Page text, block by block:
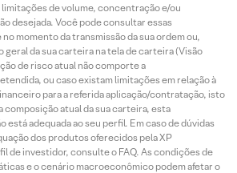
limitações de volume, concentração e/ou
desejada. Você pode consultar essas
momento da transmissão da sua ordem ou,
geral da sua carteira na tela de carteira (Visão
de risco atual não comporte a
ou caso existam limitações em relação à
para a referida aplicação/contratação, isto
composição atual da sua carteira, esta
está adequada ao seu perfil. Em caso de dúvidas
dos produtos oferecidos pela XP
de investidor, consulte o FAQ. As condições de
e o cenário macroeconômico podem afetar o